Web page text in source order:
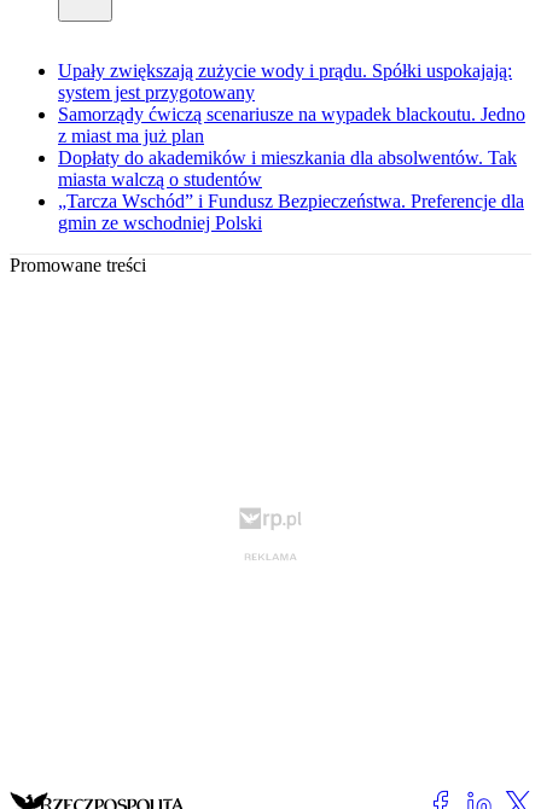
Upały zwiększają zużycie wody i prądu. Spółki uspokajają:
system jest przygotowany
Samorządy ćwiczą scenariusze na wypadek blackoutu. Jedno
z miast ma już plan
Dopłaty do akademików i mieszkania dla absolwentów. Tak
miasta walczą o studentów
„Tarcza Wschód” i Fundusz Bezpieczeństwa. Preferencje dla
gmin ze wschodniej Polski
Promowane treści